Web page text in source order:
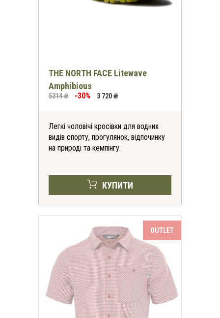
THE NORTH FACE Litewave
Amphibious
5314 ₴ -30% 3 720 ₴
Легкі чоловічі кросівки для водних
видів спорту, прогулянок, відпочинку
на природі та кемпінгу.
КУПИТИ